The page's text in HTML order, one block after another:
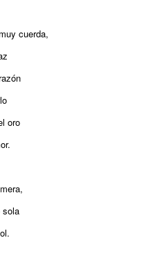
cuerda,
oro
sola